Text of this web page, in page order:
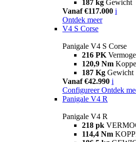
187 kg Gewicht
Vanaf €117.000 i
Ontdek meer
V4 S Corse
Panigale V4 S Corse
216 PK
120,9 Nm
187 Kg Gewicht
Vanaf €42.990 i
Configureer Ontdek
Panigale V4 R
Panigale V4 R
218 pk
114,4 Nm